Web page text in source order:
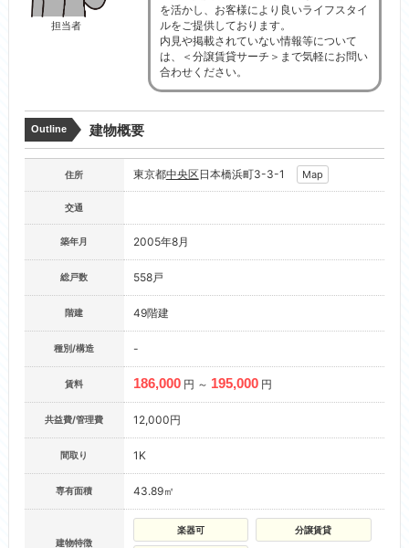
担当者
を活かし、お客様により良いライフスタイ
ルをご提供しております。
内見や掲載されていない情報等について
は、＜分譲賃貸サーチ＞まで気軽にお問い
合わせください。
Outline 建物概要
住所 東京都中央区日本橋浜町3-3-1 Map
交通
築年月 2005年8月
総戸数 558戸
階建 49階建
種別/構造 -
賃料 186,000 円 ～ 195,000 円
共益費/管理費 12,000円
間取り 1K
専有面積 43.89㎡
建物特徴
楽器可 分譲賃貸